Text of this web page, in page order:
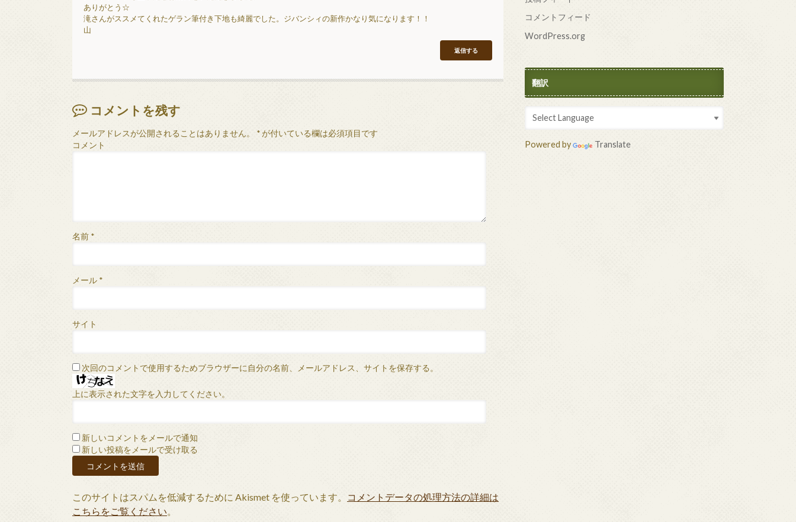
ありがとう☆
滝さんがススメてくれたゲラン筆付き下地も綺麗でした。ジバンシィの新作かなり気になります！！
山
返信する
コメントを残す
メールアドレスが公開されることはありません。 *が付いている欄は必須項目です
コメント
名前 *
メール *
サイト
次回のコメントで使用するためブラウザーに自分の名前、メールアドレス、サイトを保存する。
上に表示された文字を入力してください。
新しいコメントをメールで通知
新しい投稿をメールで受け取る
このサイトはスパムを低減するために Akismet を使っています。
コメントデータの処理方法の詳細は
こちらをご覧ください
コメントフィード
WordPress.org
翻訳
Powered by Translate